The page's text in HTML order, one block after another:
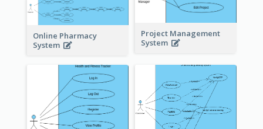
Project Management
System
Online Pharmacy
System